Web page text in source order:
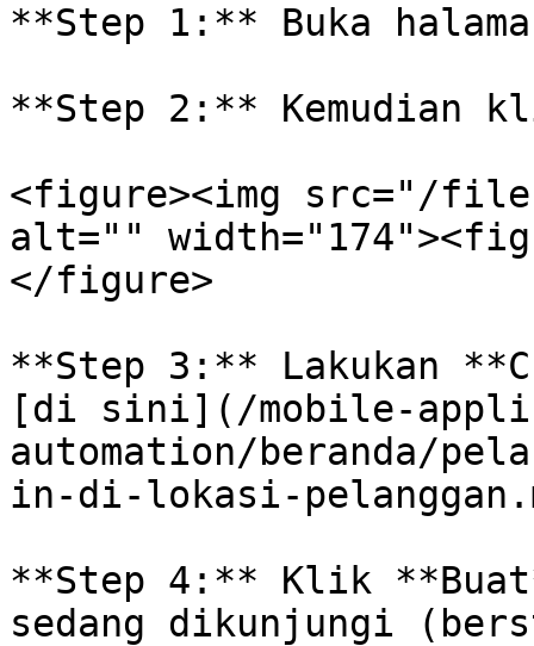
**Step 1:** Buka
**Step 2:** Kemudian
<figure><img src="/files/
alt=""
</figure>
**Step 3:** Lakukan
[di sini](/mobile-
automation/beranda/
in-di-lokasi-
**Step 4:** Klik
sedang dikunjungi